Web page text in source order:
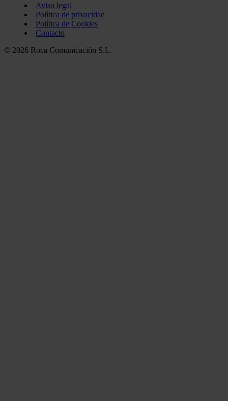
Aviso legal
Política de privacidad
Política de Cookies
Contacto
© 2026 Roca Comunicación S.L.